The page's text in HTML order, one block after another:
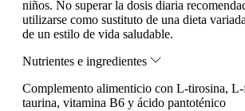
niños. No superar la dosis diaria
utilizarse como sustituto de una dieta
de un estilo de vida saludable.
Nutrientes e ingredientes
Complemento alimenticio con L-tirosina,
taurina, vitamina B6 y ácido pantoténico